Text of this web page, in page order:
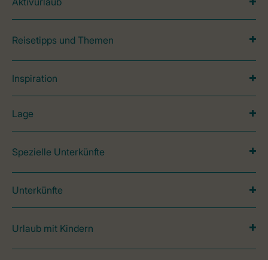
Reisetipps und Themen
Inspiration
Lage
Spezielle Unterkünfte
Unterkünfte
Urlaub mit Kindern